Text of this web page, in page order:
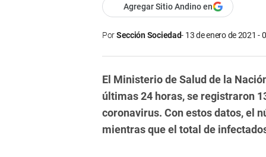
Agregar Sitio Andino en
PorSección Sociedad 13 de enero de 2021 -
El Ministerio de Salud de la
últimas 24 horas, se registraron
coronavirus. Con estos datos, el
mientras que el total de